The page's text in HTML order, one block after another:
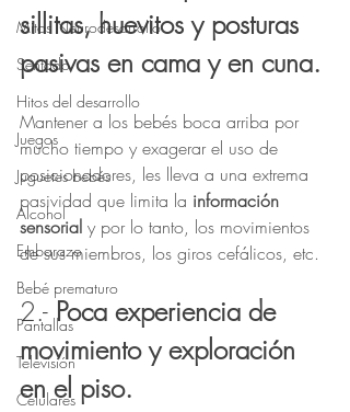
Mitos Neurodesarrollo
Sentado
Hitos del desarrollo
Juegos
Juguetes bebés
Alcohol
Embarazo
Bebé prematuro
Pantallas
Televisión
Celulares
sillitas, huevitos y posturas
pasivas en cama y en cuna.
Mantener a los bebés boca arriba por
mucho tiempo y exagerar el uso de
posicionadores, les lleva a una extrema
pasividad que limita la información
sensorial y por lo tanto, los movimientos
de sus miembros, los giros cefálicos, etc.
2.- Poca experiencia de
movimiento y exploración
en el piso.